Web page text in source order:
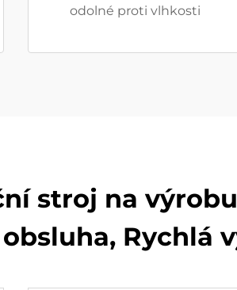
odolné proti vlhkosti
stroj na
obsluha, Rychlá